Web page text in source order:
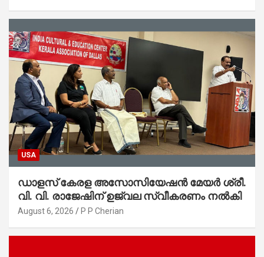
USA
ഡാളസ് കേരള അസോസിയേഷൻ മേയർ ശ്രീ.
വി. വി. രാജേഷിന് ഉജ്വല സ്വീകരണം നൽകി
August 6, 2026 P P Cherian